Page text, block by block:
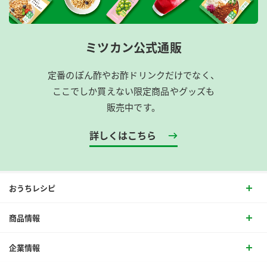
ミツカン公式通販
定番のぽん酢やお酢ドリンクだけでなく、
ここでしか買えない限定商品やグッズも
販売中です。
詳しくはこちら
おうちレシピ
商品情報
企業情報